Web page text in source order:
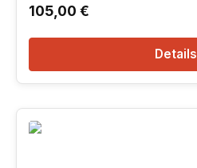
Regulärer Preis:
105,00 €
Details